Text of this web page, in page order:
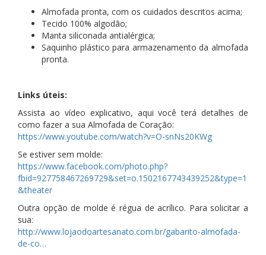
Almofada pronta, com os cuidados descritos acima;
Tecido 100% algodão;
Manta siliconada antialérgica;
Saquinho plástico para armazenamento da almofada
pronta.
Links úteis:
Assista ao vídeo explicativo, aqui você terá detalhes de
como fazer a sua Almofada de Coração:
https://www.youtube.com/watch?v=O-snNs20KWg
Se estiver sem molde:
https://www.facebook.com/photo.php?
fbid=927758467269729&set=o.1502167743439252&type=1
&theater
Outra opção de molde é régua de acrílico. Para solicitar a
sua:
http://www.lojaodoartesanato.com.br/gabarito-almofada-
de-co…